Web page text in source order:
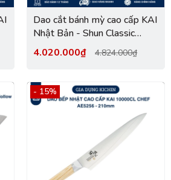
Dao cắt bánh mỳ cao cấp KAI
Nhật Bản - Shun Classic
White Bread thép VG-Max
Damascus 69 lớp
4.020.000₫ 4.824.000₫
- 15%